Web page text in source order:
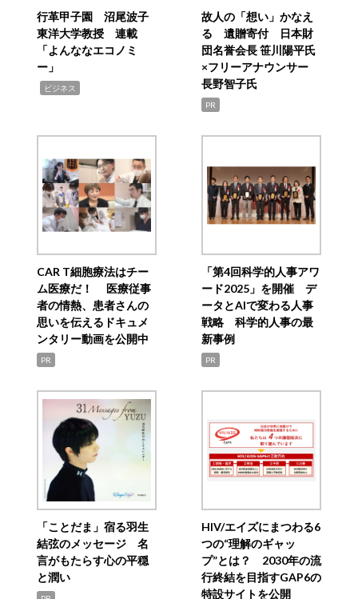
行革甲子園 沼尾波子
東洋大学教授 連載
「よんななエコノミ
ー」
ビジネス
故人の「想い」かなえ
る 遺贈寄付 日本財
団名誉会長 笹川陽平氏
×フリーアナウンサー
長野智子氏
PR
CAR T細胞療法はチー
ム医療だ！ 医療従事
者の情熱、患者さんの
思いを伝えるドキュメ
ンタリー動画を公開中
PR
「第4回科学的人事アワ
ード2025」を開催 デ
ータとAIで変わる人事
戦略 科学的人事の最
新事例
PR
「ことだま」宿る羽生
結弦のメッセージ 名
言がもたらす心の平穏
と潤い
HIV/エイズにまつわる6
つの“理解のギャッ
プ”とは？ 2030年の流
行終結を目指すGAP6の
特設サイトを公開